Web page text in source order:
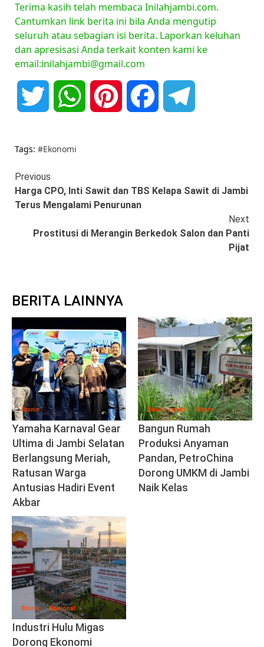
Terima kasih telah membaca Inilahjambi.com.
Cantumkan link berita ini bila Anda mengutip
seluruh atau sebagian isi berita. Laporkan keluhan
dan apresisasi Anda terkait konten kami ke
email:inilahjambi@gmail.com
Twitter WhatsAppPinterest Facebook
Tags: #Ekonomi
Continue
Reading
Previous
Harga CPO, Inti Sawit dan TBS Kelapa Sawit di Jambi
Terus Mengalami Penurunan
Next
Prostitusi di Merangin Berkedok Salon dan Panti
Pijat
BERITA LAINNYA
Bisnis
Yamaha Karnaval Gear
Ultima di Jambi Selatan
Berlangsung Meriah,
Ratusan Warga
Antusias Hadiri Event
Akbar
Berita Jambi Bisnis
Bangun Rumah
Produksi Anyaman
Pandan, PetroChina
Dorong UMKM di Jambi
Naik Kelas
Bisnis Nasional
Industri Hulu Migas
Dorong Ekonomi